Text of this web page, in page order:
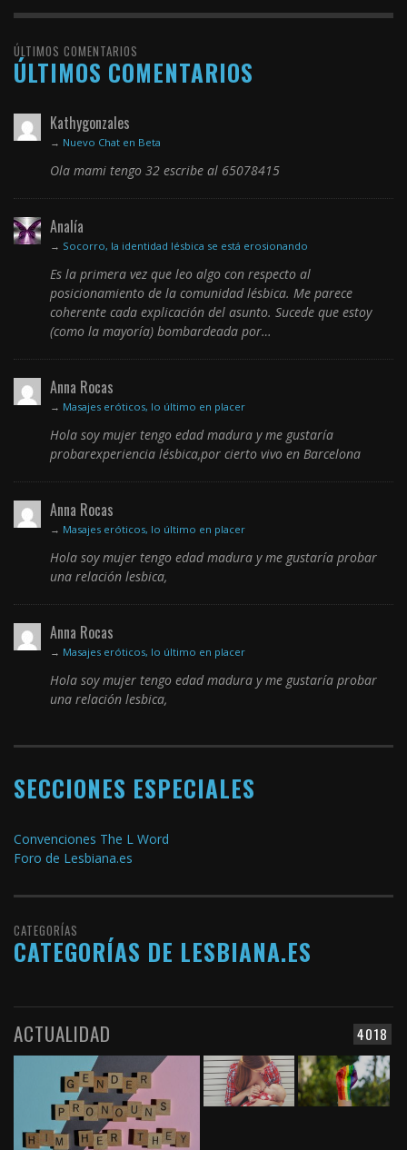
ÚLTIMOS COMENTARIOS
ÚLTIMOS COMENTARIOS
Kathygonzales
→ Nuevo Chat en Beta
Ola mami tengo 32 escribe al 65078415
Analía
→ Socorro, la identidad lésbica se está erosionando
Es la primera vez que leo algo con respecto al
posicionamiento de la comunidad lésbica. Me parece
coherente cada explicación del asunto. Sucede que estoy
(como la mayoría) bombardeada por…
Anna Rocas
→ Masajes eróticos, lo último en placer
Hola soy mujer tengo edad madura y me gustaría
probarexperiencia lésbica,por cierto vivo en Barcelona
Anna Rocas
→ Masajes eróticos, lo último en placer
Hola soy mujer tengo edad madura y me gustaría probar
una relación lesbica,
Anna Rocas
→ Masajes eróticos, lo último en placer
Hola soy mujer tengo edad madura y me gustaría probar
una relación lesbica,
SECCIONES ESPECIALES
Convenciones The L Word
Foro de Lesbiana.es
CATEGORÍAS
CATEGORÍAS DE LESBIANA.ES
4018
ACTUALIDAD